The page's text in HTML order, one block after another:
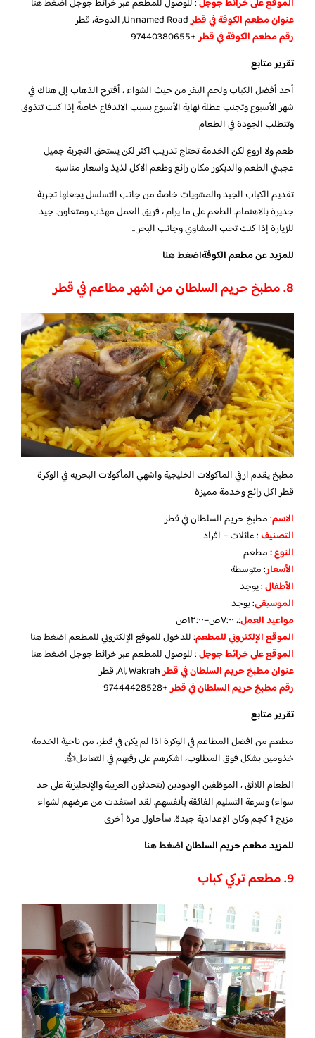
الموقع على خرائط جوجل: للوصول للمطعم عبر خرائط جوجلاضغط هنا
عنوان مطعم الكوفة في قطرUnnamed Road, الدوحة، قطر
رقم مطعم الكوفة في قطر+97440380655
تقرير متابع
أحد أفضل الكباب ولحم البقر من حيث الشواء ، أقترح الذهاب إلى هناك في
شهر الأسبوع وتجنب عطلة نهاية الأسبوع بسبب الاندفاع خاصةً إذا كنت تتذوق
وتتطلب الجودة في الطعام
طعم ولا اروع لكن الخدمة تحتاج تدريب اكثر لكن يستحق التجربة جميل
عجبني الطعم والديكور مكان رائع وطعم الاكل لذيذ واسعار مناسبه
تقديم الكباب الجيد والمشويات خاصة من جانب التسلسل يجعلها تجربة
جديرة بالاهتمام. الطعم على ما يرام ، فريق العمل مهذب ومتعاون. جيد
للزيارة إذا كنت تحب المشاوي وجانب البحر ..
للمزيد عن مطعم الكوفةاضغط هنا
8. مطبخ حريم السلطان من اشهر مطاعم في قطر
مطبخ يقدم ارقي الماكولات الخليجية واشهي المأكولات البحريه في الوكرة
قطر اكل رائع وخدمة مميزة
الاسم: مطبخ حريم السلطان في قطر
التصنيف: عائلات – افراد
النوع :مطعم
الأسعار:متوسطة
الأطفال:يوجد
الموسيقى:يوجد
مواعيد العمل:، ٧:٠٠ص–١٢:٠٠ص
الموقع الإلكتروني للمطعم: للدخول للموقع الإلكتروني للمطعماضغط هنا
الموقع على خرائط جوجل: للوصول للمطعم عبر خرائط جوجلاضغط هنا
عنوان مطبخ حريم السلطان في قطرAl, Wakrah, قطر
رقم مطبخ حريم السلطان في قطر+97444428528
تقرير متابع
مطعم من افضل المطاعم في الوكرة اذا لم يكن في قطر، من ناحية الخدمة
خذومين بشكل فوق المطلوب، اشكرهم على رقيهم في التعامل👍.
الطعام اللائق ، الموظفين الودودين (يتحدثون العربية والإنجليزية على حد
سواء) وسرعة التسليم الفائقة بأنفسهم. لقد استفدت من عرضهم لشواء
مزيج 1 كجم وكان الإعدادية جيدة. سأحاول مرة أخرى
للمزيد مطعم حريم السلطاناضغط هنا
9. مطعم تركي كباب